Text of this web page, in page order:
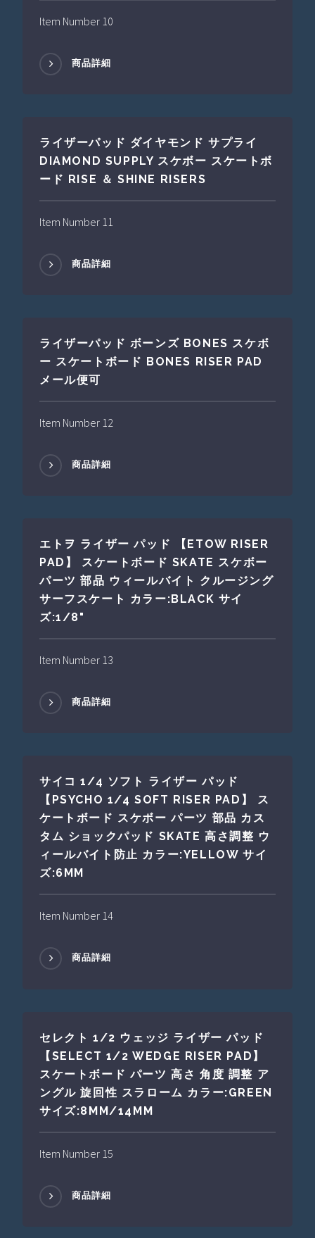
Item Number 10
商品詳細
ライザーパッド ダイヤモンド サプライ
DIAMOND SUPPLY スケボー スケートボ
ード RISE ＆ SHINE RISERS
Item Number 11
商品詳細
ライザーパッド ボーンズ BONES スケボ
ー スケートボード BONES RISER PAD
メール便可
Item Number 12
商品詳細
エトヲ ライザー パッド 【ETOW RISER
PAD】 スケートボード SKATE スケボー
パーツ 部品 ウィールバイト クルージング
サーフスケート カラー:BLACK サイ
ズ:1/8"
Item Number 13
商品詳細
サイコ 1/4 ソフト ライザー パッド
【PSYCHO 1/4 SOFT RISER PAD】 ス
ケートボード スケボー パーツ 部品 カス
タム ショックパッド SKATE 高さ調整 ウ
ィールバイト防止 カラー:YELLOW サイ
ズ:6MM
Item Number 14
商品詳細
セレクト 1/2 ウェッジ ライザー パッド
【SELECT 1/2 WEDGE RISER PAD】
スケートボード パーツ 高さ 角度 調整 ア
ングル 旋回性 スラローム カラー:GREEN
サイズ:8MM/14MM
Item Number 15
商品詳細